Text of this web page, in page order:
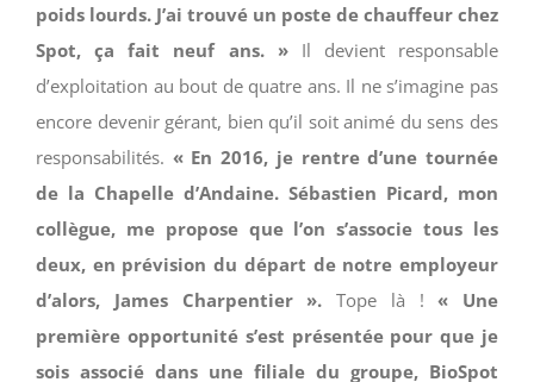
poids lourds. J’ai trouvé un poste de chauffeur chez
Spot, ça fait neuf ans. »Il devient responsable
d’exploitation au bout de quatre ans. Il ne s’imagine pas
encore devenir gérant, bien qu’il soit animé du sens des
responsabilités. « En 2016, je rentre d’une tournée
de la Chapelle d’Andaine. Sébastien Picard, mon
collègue, me propose que l’on s’associe tous les
deux, en prévision du départ de notre employeur
d’alors, James Charpentier ». Tope là !« Une
première opportunité s’est présentée pour que je
sois associé dans une filiale du groupe, BioSpot